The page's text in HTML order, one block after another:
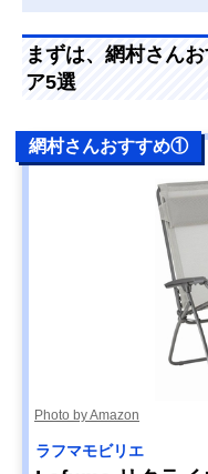
まずは、網村さん
ア5選
網村さんおすすめ①
Photo by Amazon
ラフマモビリエ